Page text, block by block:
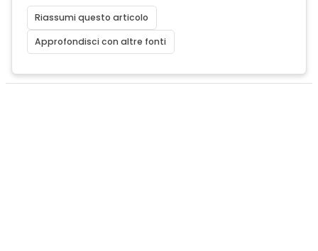
Riassumi questo articolo
Approfondisci con altre fonti